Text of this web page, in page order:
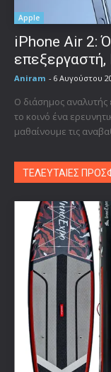
Apple
iPhone Air 2:
επεξεργαστή,
Aniram - 6 Αυγούστου
Ο διάσημος
το κοινό ένα
μαθαίνουμε τις
ΤΕΛΕΥΤΑΙΕΣ